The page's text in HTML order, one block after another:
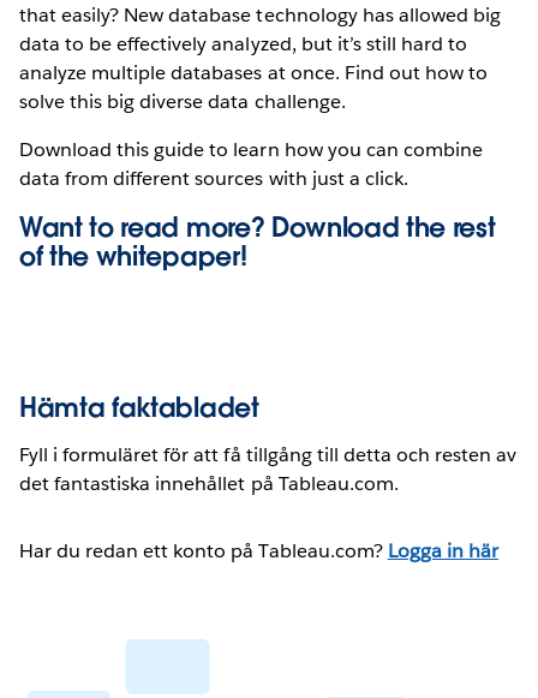
that easily? New database technology has allowed big
data to be effectively analyzed, but it’s still hard to
analyze multiple databases at once. Find out how to
solve this big diverse data challenge.
Download this guide to learn how you can combine
data from different sources with just a click.
Want to read more? Download the rest
of the whitepaper!
Hämta faktabladet
Fyll i formuläret för att få tillgång till detta och resten av
det fantastiska innehållet på Tableau.com.
Har du redan ett konto på Tableau.com? Logga in här